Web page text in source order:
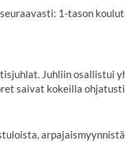
1-tason
Juhliin osallistui
saivat kokeilla